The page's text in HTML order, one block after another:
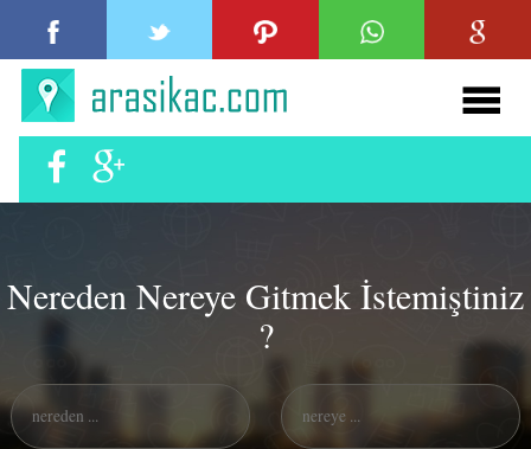
Nereden Nereye Gitmek İstemiştiniz
?